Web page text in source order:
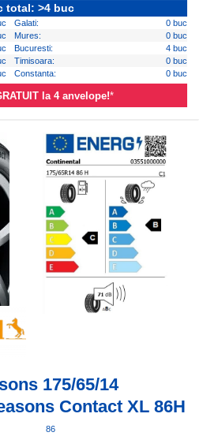
total: >4 buc
Galati:
0 buc
Mures:
0 buc
Bucuresti:
4 buc
Timisoara:
0 buc
Constanta: 0 buc
la 4 anvelope!*
175/65/14
Contact XL 86H
86